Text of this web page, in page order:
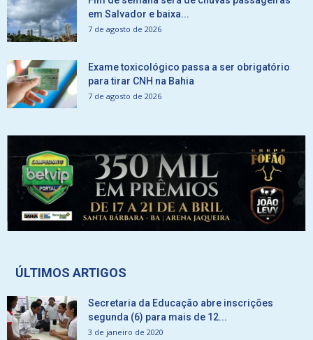
em Salvador e baixa...
7 de agosto de 2026
Exame toxicológico passa a ser obrigatório
para tirar CNH na Bahia
7 de agosto de 2026
ÚLTIMOS ARTIGOS
Secretaria da Educação abre inscrições
segunda (6) para mais de 12...
3 de janeiro de 2020